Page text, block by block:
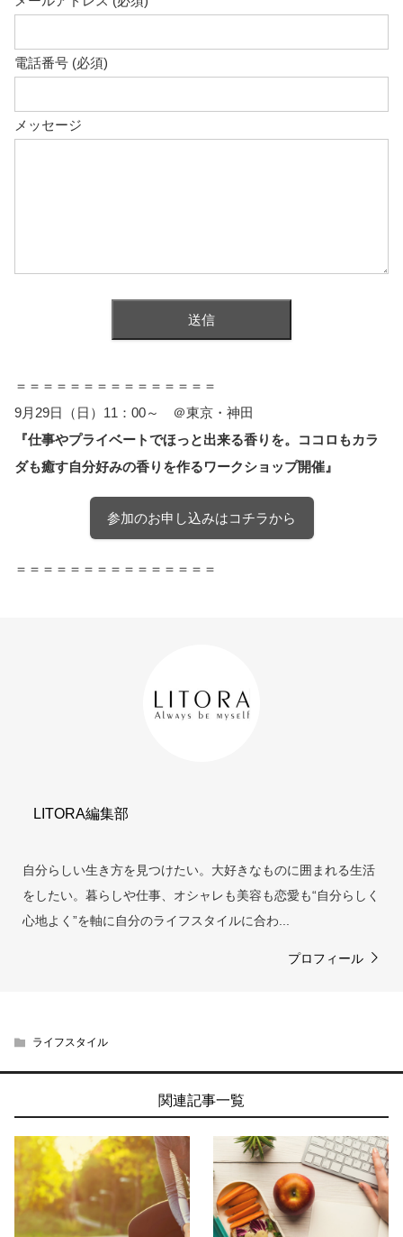
電話番号 (必須)
メッセージ
＝＝＝＝＝＝＝＝＝＝＝＝＝＝＝
9月29日（日）11：00～ ＠東京・神田
『仕事やプライベートでほっと出来る香りを。ココロもカラ
ダも癒す自分好みの香りを作るワークショップ開催』
参加のお申し込みはコチラから
＝＝＝＝＝＝＝＝＝＝＝＝＝＝＝
LITORA編集部
自分らしい生き方を見つけたい。大好きなものに囲まれる生活
をしたい。暮らしや仕事、オシャレも美容も恋愛も“自分らしく
心地よく”を軸に自分のライフスタイルに合わ...
プロフィール
ライフスタイル
関連記事一覧